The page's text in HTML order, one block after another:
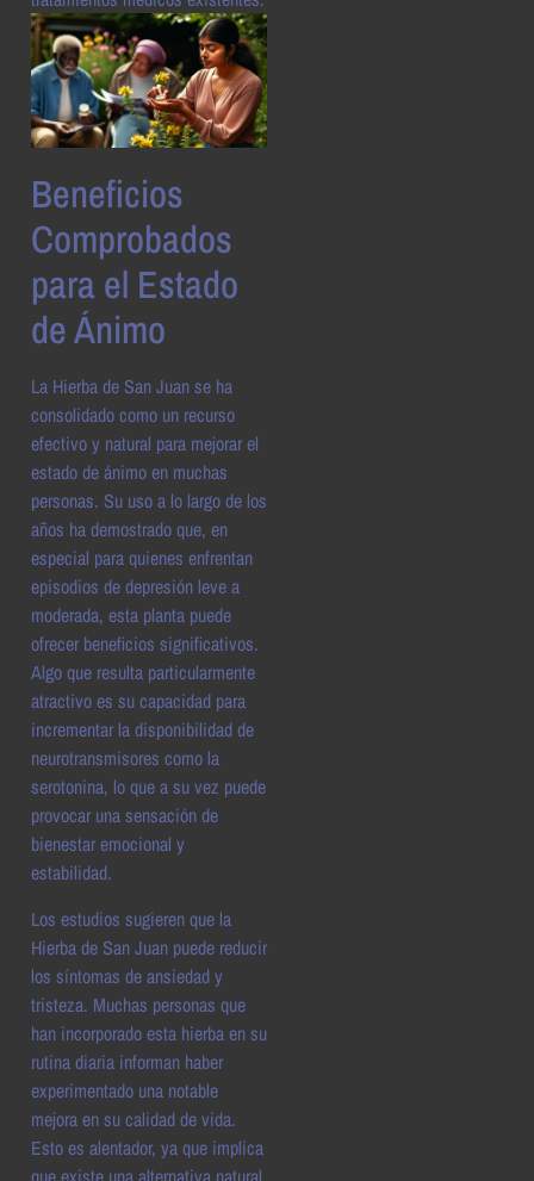
Beneficios
Comprobados
para el Estado
de Ánimo
La Hierba de San Juan se ha
consolidado como un recurso
efectivo y natural para mejorar el
estado de ánimo en muchas
personas. Su uso a lo largo de los
años ha demostrado que, en
especial para quienes enfrentan
episodios de depresión leve a
moderada, esta planta puede
ofrecer beneficios significativos.
Algo que resulta particularmente
atractivo es su capacidad para
incrementar la disponibilidad de
neurotransmisores como la
serotonina, lo que a su vez puede
provocar una sensación de
bienestar emocional y
estabilidad.
Los estudios sugieren que la
Hierba de San Juan puede reducir
los síntomas de ansiedad y
tristeza. Muchas personas que
han incorporado esta hierba en su
rutina diaria informan haber
experimentado una notable
mejora en su calidad de vida.
Esto es alentador, ya que implica